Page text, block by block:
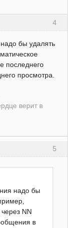
4
бы удалять
последнего
просмотра.
верит в
5
надо бы
NN
в